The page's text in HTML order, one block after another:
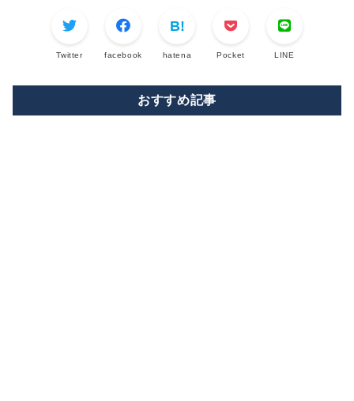
Twitter facebook hatena Pocket LINE
おすすめ記事